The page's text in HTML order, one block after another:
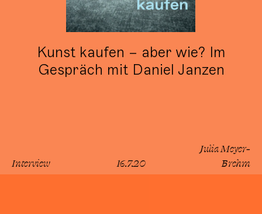
Kunst kaufen – aber wie? Im
Gespräch mit Daniel Janzen
Interview 16.7.20
Julia Meyer-
Brehm